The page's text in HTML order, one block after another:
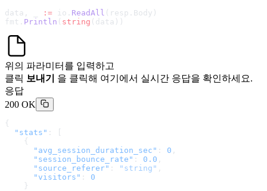
data, _
:= io. ReadAll (resp.Body)
fmt. Println ( string (data))
위의 파라미터를 입력하고
클릭 보내기
을 클릭해 여기에서 실시간 응답을 확인하세요.
응답
200 OK
{
  "stats"
: [
    {
      "avg_session_duration_sec"
: 0 ,
      "session_bounce_rate"
: 0.0 ,
      "source_referer"
: "string" ,
      "visitors"
: 0
    }